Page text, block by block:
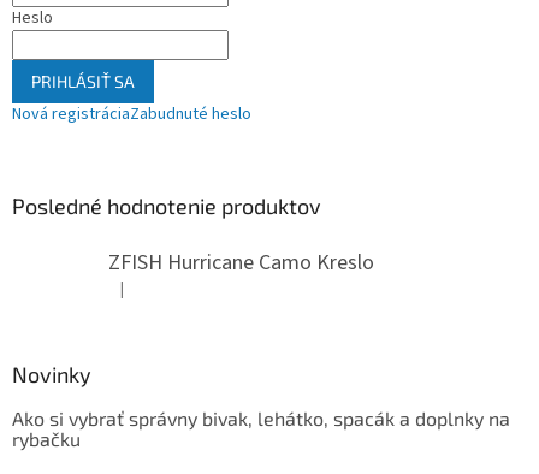
Heslo
PRIHLÁSIŤ SA
Nová registráciaZabudnuté heslo
Posledné hodnotenie produktov
ZFISH Hurricane Camo Kreslo
Hodnotenie produktu je 5 z 5 hviezdičiek.
|
Novinky
Ako si vybrať správny bivak, lehátko, spacák a doplnky na
rybačku